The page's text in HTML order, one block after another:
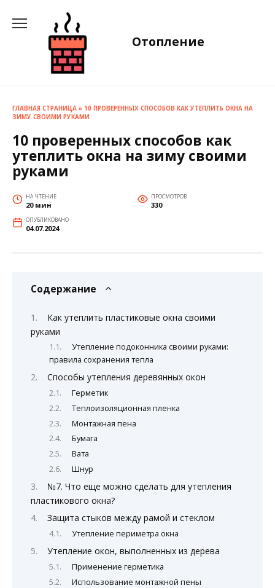
содержанию
Отопление
ГЛАВНАЯ СТРАНИЦА » 10 ПРОВЕРЕННЫХ СПОСОБОВ КАК УТЕПЛИТЬ ОКНА НА
ЗИМУ СВОИМИ РУКАМИ
10 проверенных способов как
утеплить окна на зиму своими
руками
НА ЧТЕНИЕ
20 мин
ПРОСМОТРОВ
330
ОПУБЛИКОВАНО
04.07.2024
Содержание
Как утеплить пластиковые окна своими
руками
Утепление подоконника своими руками:
правила сохранения тепла
Способы утепления деревянных окон
Герметик
Теплоизоляционная пленка
Монтажная пена
Бумага
Вата
Шнур
№7. Что еще можно сделать для утепления
пластикового окна?
Защита стыков между рамой и стеклом
Утепление периметра окна
Утепление окон, выполненных из дерева
Применение герметика
Использование монтажной пены